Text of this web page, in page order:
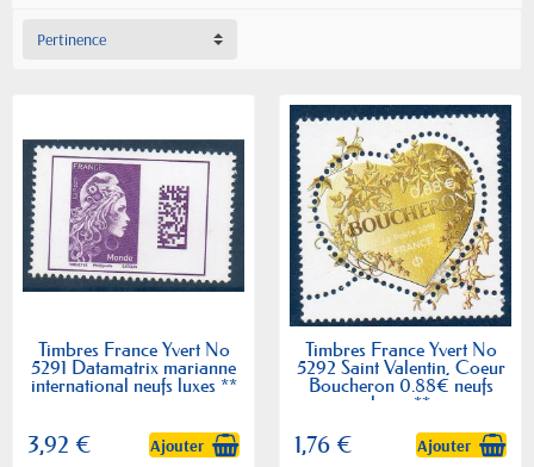
Pertinence
Timbres France Yvert No
5291 Datamatrix marianne
international neufs luxes **
3,92 € Ajouter
Timbres France Yvert No
5292 Saint Valentin, Coeur
Boucheron 0.88€ neufs
luxes **
1,76 € Ajouter